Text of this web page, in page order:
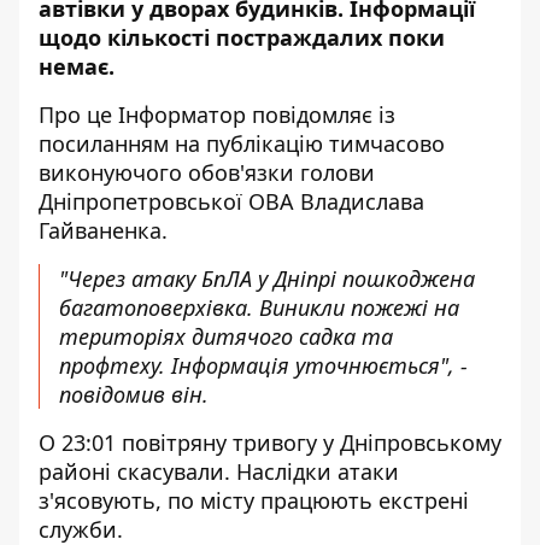
автівки у дворах будинків. Інформації
щодо кількості постраждалих поки
немає.
Про це Інформатор повідомляє із
посиланням на публікацію тимчасово
виконуючого обов'язки голови
Дніпропетровської ОВА Владислава
Гайваненка.
"Через атаку БпЛА у Дніпрі пошкоджена
багатоповерхівка. Виникли пожежі на
територіях дитячого садка та
профтеху. Інформація уточнюється", -
повідомив він.
О 23:01 повітряну тривогу у Дніпровському
районі скасували. Наслідки атаки
з'ясовують, по місту працюють екстрені
служби.